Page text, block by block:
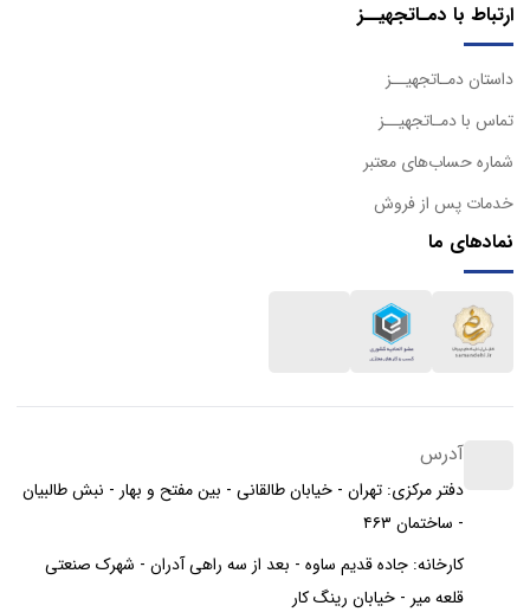
ارتباط با دمـاتجهیــز
داستان دمـاتجهیــز
تماس با دمـاتجهیــز
شماره حساب‌های معتبر
خدمات پس از فروش
نمادهای ما
آدرس
دفتر مرکزی: تهران - خیابان طالقانی - بین مفتح و بهار - نبش طالبیان
- ساختمان ۴۶۳
کارخانه: جاده قدیم ساوه - بعد از سه راهی آدران - شهرک صنعتی
قلعه میر - خیابان رینگ کار